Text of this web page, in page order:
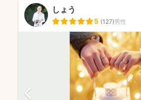
しょう
5 (127)男性